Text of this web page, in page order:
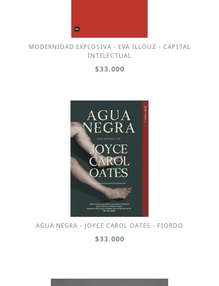
MODERNIDAD EXPLOSIVA - EVA ILLOUZ - CAPITAL
INTELECTUAL
$33.000
AGUA NEGRA - JOYCE CAROL OATES - FIORDO
$33.000